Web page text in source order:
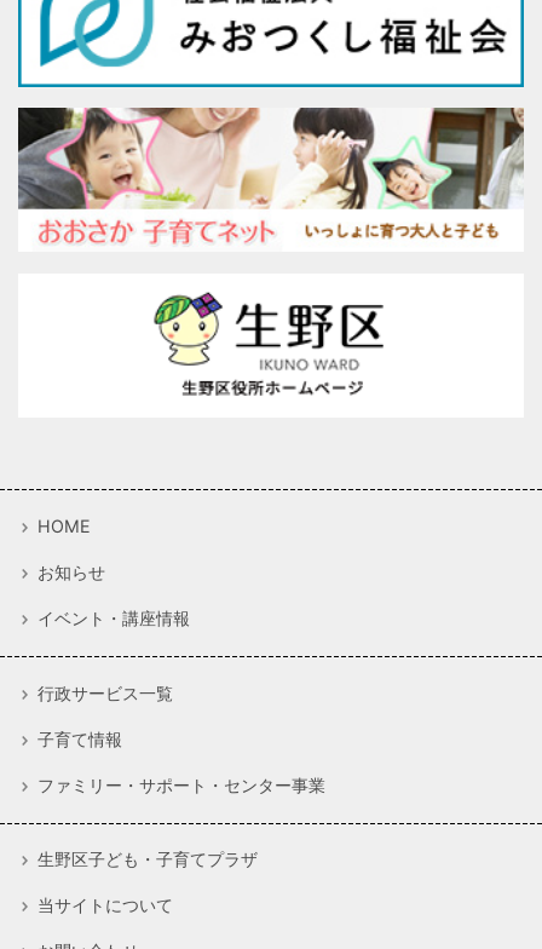
HOME
お知らせ
イベント・講座情報
行政サービス一覧
子育て情報
ファミリー・サポート・センター事業
生野区子ども・子育てプラザ
当サイトについて